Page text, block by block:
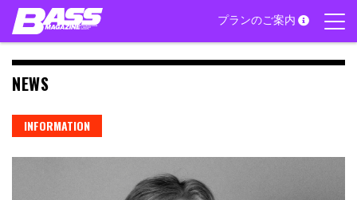
Skip
content
プランのご案内
NEWS
INFORMATION